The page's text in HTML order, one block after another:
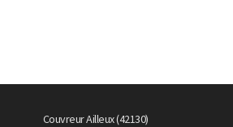
Couvreur Ailleux (42130)